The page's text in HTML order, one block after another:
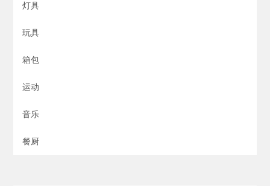
灯具
玩具
箱包
运动
音乐
餐厨